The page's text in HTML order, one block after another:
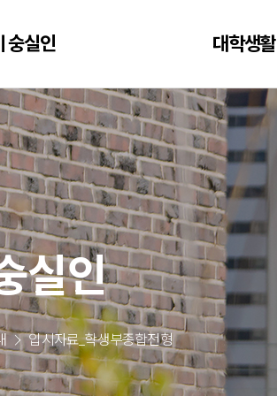
숭실인 대학생활
실인
입시자료_학생부종합전형